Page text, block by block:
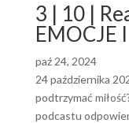
3 | 10 |
EMOCJE
paź 24, 2024
24 października
podtrzymać
podcastu